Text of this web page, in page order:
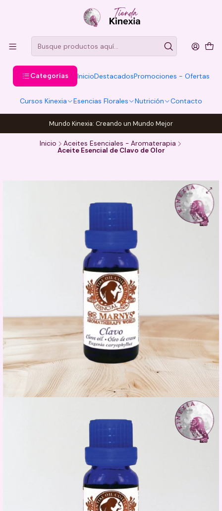
Categorías InicioDestacadosPromociones - Ofertas
Cursos Kinexia Esencias Florales Nutrición Contacto
Mundo Kinexia: Creando un Mundo Mejor
Inicio
Aceites Esenciales - Aromaterapia
Aceite Esencial de Clavo de Olor